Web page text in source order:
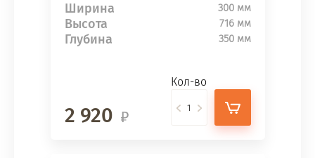
Ширина 300 мм
Высота 716 мм
Глубина 350 мм
2 920
Кол-во